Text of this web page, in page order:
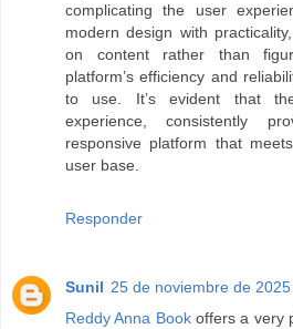
complicating the user
modern design with
on content rather than
platform’s efficiency and
to use. It’s evident that
experience, consistently
responsive platform that
user base.
Responder
Sunil 25 de noviembre de
Reddy Anna Bookoffers a very